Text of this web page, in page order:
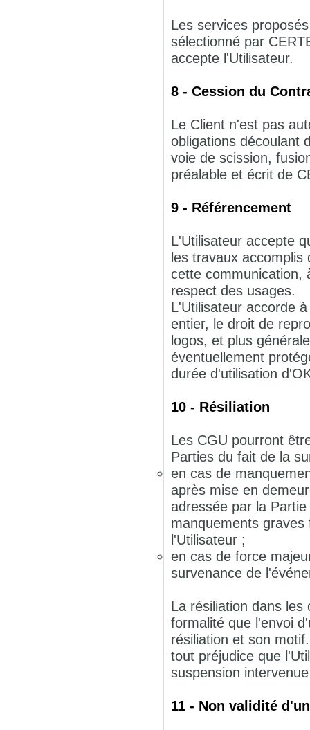
Les services
sélectionné par
accepte l'Utilisateur.
8 - Cession du
Le Client n'est pas
obligations découlant
voie de scission,
préalable et écrit de
9 - Référencement
L'Utilisateur accepte
les travaux accomplis
cette communication,
respect des usages.
L'Utilisateur accorde
entier, le droit de
logos, et plus
éventuellement
durée d'utilisation
10 - Résiliation
Les CGU pourront
Parties du fait de la
en cas de
après mise en
adressée par la
manquements
l'Utilisateur ;
en cas de force
survenance de
La résiliation dans
formalité que l'envoi
résiliation et son
tout préjudice que
suspension
11 - Non validité